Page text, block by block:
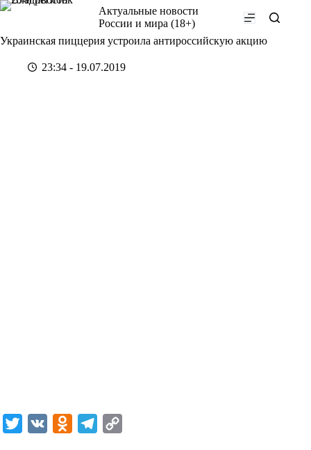
Перейти
Актуальные новости
России и мира (18+)
Украинская пиццерия устроила антироссийскую акцию
23:34 - 19.07.2019